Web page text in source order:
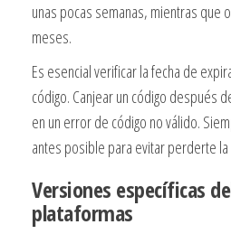
unas pocas semanas, mientras que
meses.
Es esencial verificar la fecha de
código. Canjear un código después
en un error de código no válido.
antes posible para evitar perderte
Versiones específicas
plataformas